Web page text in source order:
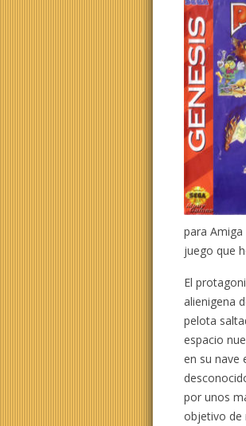
para
juego que
El
alienigena
pelota
espacio
en su nave
por unos
objetivo de